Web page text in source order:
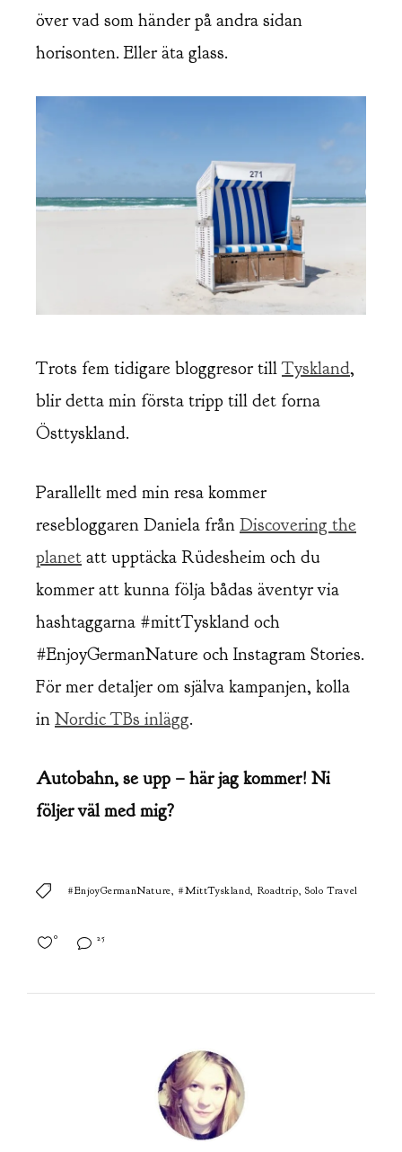
över vad som händer på andra sidan
horisonten. Eller äta glass.
Trots fem tidigare bloggresor tillTyskland,
blir detta min första tripp till det forna
Östtyskland.
Parallellt med min resa kommer
resebloggaren Daniela från Discovering the
planet att upptäcka Rüdesheim och du
kommer att kunna följa bådas äventyr via
hashtaggarna #mittTyskland och
#EnjoyGermanNature och Instagram Stories.
För mer detaljer om själva kampanjen, kolla
in Nordic TBs inlägg.
Autobahn, se upp – här jag kommer! Ni
följer väl med mig?
#EnjoyGermanNature #MittTyskland Roadtrip Solo Travel
25
0